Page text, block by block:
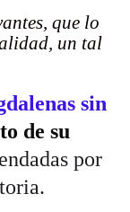
que lo
un tal
sin
de su
por